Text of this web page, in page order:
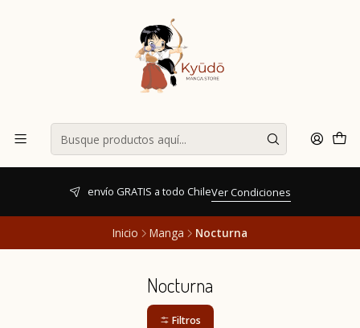
envío GRATIS a todo ChileVer Condiciones
Inicio Manga Nocturna
Nocturna
Filtros